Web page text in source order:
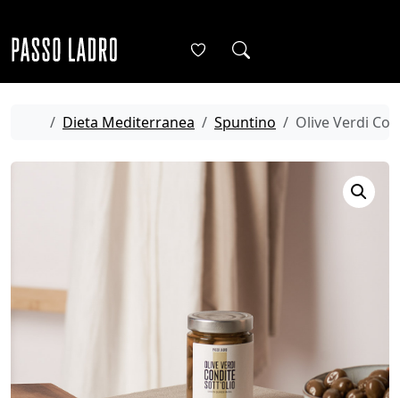
Home
Dieta Mediterranea Spuntino Olive Verdi